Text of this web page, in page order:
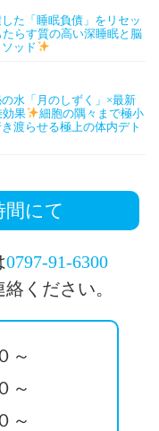
た「睡眠負債」をリセッ
らす質の高い深睡眠と脳
ッド
水「月のしずく」×最新
効果
細胞の隅々まで極小
渡らせる極上の体内デト
間にて
0797-91-6300
ください。
～
～
～